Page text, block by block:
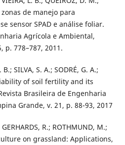
zonas de manejo para
sensor SPAD e análise foliar.
Agrícola e Ambiental,
p. 778–787, 2011.
SILVA, S. A.; SODRÉ, G. A.;
of soil fertility and its
Brasileira de Engenharia
Grande, v. 21, p. 88-93, 2017
GERHARDS, R.; ROTHMUND, M.;
on grassland: Applications,